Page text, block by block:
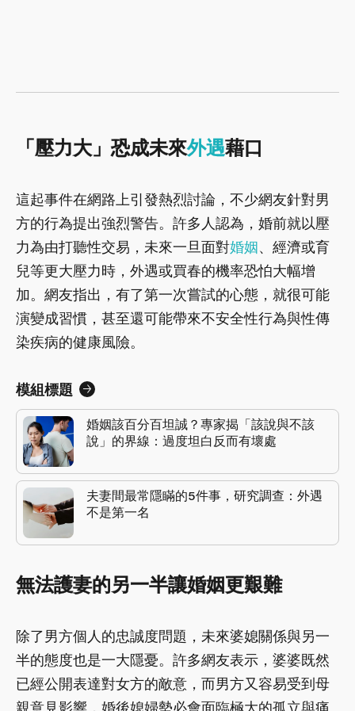
「壓力大」恐成未來外遇藉口
這起事件在網路上引發熱烈討論，不少網友針對男
方的行為提出強烈警告。許多人認為，婚前就以壓
力為由打聽性交易，未來一旦面對婚姻、經濟或育
兒等更大壓力時，外遇或買春的機率恐怕大幅增
加。網友指出，有了第一次嘗試的心態，就很可能
演變成習慣，甚至還可能帶來不安全性行為與性傳
染疾病的健康風險。
模組標題
婚姻該百分百坦誠？專家揭「該說與不該
說」的界線：過度坦白反而有壞處
夫妻間最常隱瞞的5件事，研究調查：外遇
不是第一名
無法護妻的另一半讓婚姻更艱難
除了男方個人的忠誠度問題，未來婆媳關係與另一
半的態度也是一大隱憂。許多網友表示，婆婆既然
已經公開表達對女方的敵意，而男方又容易受到母
親意見影響，婚後媳婦勢必會面臨極大的孤立與痛